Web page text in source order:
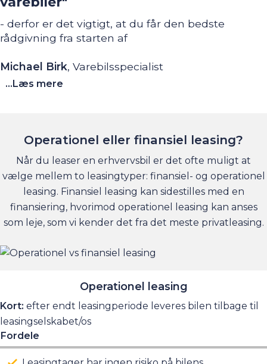
- derfor er det vigtigt, at du får den bedste
rådgivning fra starten af
Michael Birk, Varebilsspecialist
...Læs mere
Operationel eller finansiel leasing?
Når du leaser en erhvervsbil er det ofte muligt at
vælge mellem to leasingtyper: finansiel- og operationel
leasing. Finansiel leasing kan sidestilles med en
finansiering, hvorimod operationel leasing kan anses
som leje, som vi kender det fra det meste privatleasing.
Operationel leasing
Kort: efter endt leasingperiode leveres bilen tilbage til
leasingselskabet/os
Fordele